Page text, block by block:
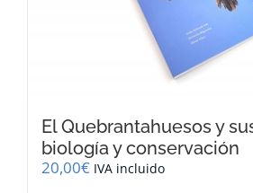
El Quebrantahuesos y
biología y conservación
20,00€ IVA incluido